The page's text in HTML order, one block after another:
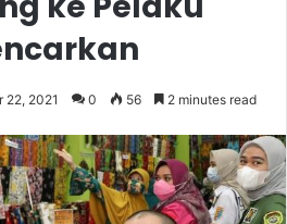
22, 2021 0 56 2 minutes read